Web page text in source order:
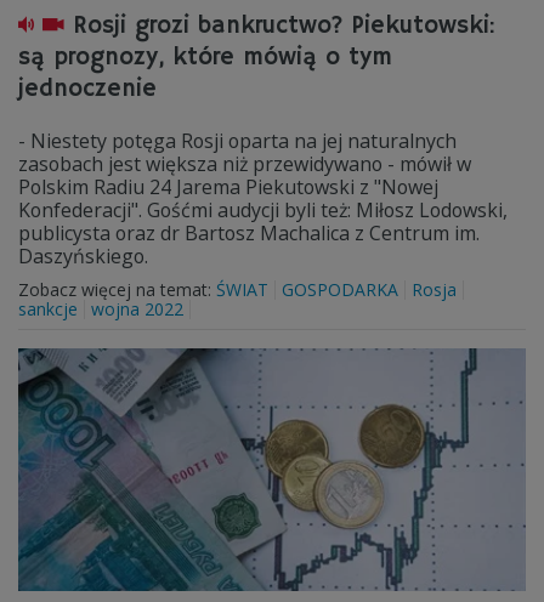
Rosji grozi bankructwo? Piekutowski:
są prognozy, które mówią o tym
jednoczenie
- Niestety potęga Rosji oparta na jej naturalnych
zasobach jest większa niż przewidywano - mówił w
Polskim Radiu 24 Jarema Piekutowski z "Nowej
Konfederacji". Gośćmi audycji byli też: Miłosz Lodowski,
publicysta oraz dr Bartosz Machalica z Centrum im.
Daszyńskiego.
Zobacz więcej na temat: ŚWIAT GOSPODARKA
Rosja
sankcje
wojna 2022